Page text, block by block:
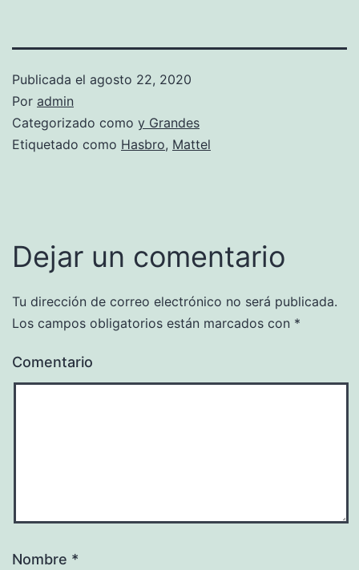
Publicada el agosto 22, 2020
Por admin
Categorizado como y Grandes
Etiquetado como Hasbro, Mattel
Dejar un comentario
Tu dirección de correo electrónico no será publicada.
Los campos obligatorios están marcados con *
Comentario
Nombre *